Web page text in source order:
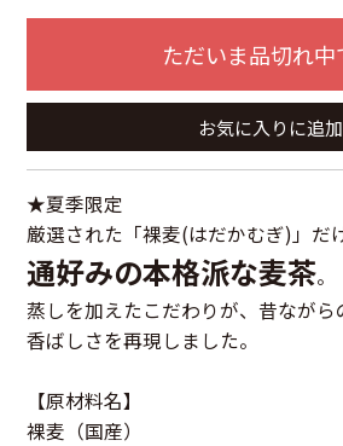
ただいま品切れ中
お気に入りに追加
★夏季限定
厳選された「裸麦(はだかむぎ)」だ
通好みの本格派な麦茶。
蒸しを加えたこだわりが、昔ながら
香ばしさを再現しました。
【原材料名】
裸麦（国産）